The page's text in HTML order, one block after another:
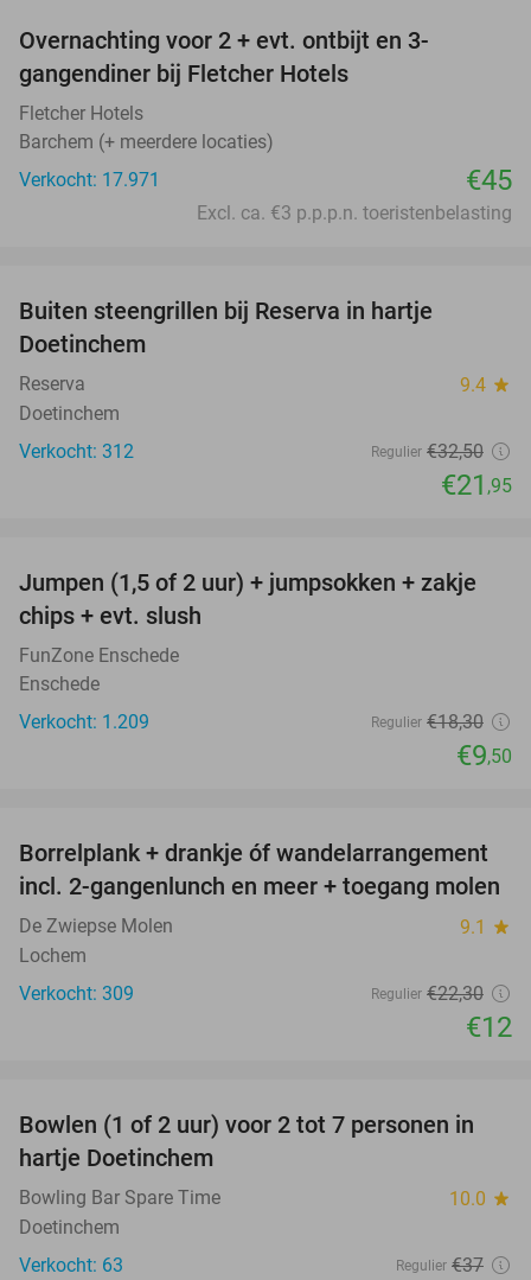
Overnachting voor 2 + evt. ontbijt en 3-
gangendiner bij Fletcher Hotels
Fletcher Hotels
Barchem (+ meerdere locaties)
Verkocht: 17.971
€45
Excl. ca. €3 p.p.p.n. toeristenbelasting
Buiten steengrillen bij Reserva in hartje
Doetinchem
Reserva 9.4 star
Doetinchem
Verkocht: 312
Regulier €32,50
€21 ,95
48%
Jumpen (1,5 of 2 uur) + jumpsokken + zakje
chips + evt. slush
FunZone Enschede
Enschede
Verkocht: 1.209
Regulier €18,30
€9,50
46%
Borrelplank + drankje óf wandelarrangement
incl. 2-gangenlunch en meer + toegang molen
De Zwiepse Molen 9.1 star
Lochem
Verkocht: 309
Regulier €22,30
€12
43%
Bowlen (1 of 2 uur) voor 2 tot 7 personen in
hartje Doetinchem
Bowling Bar Spare Time 10.0 star
Doetinchem
Verkocht: 63
Regulier €37